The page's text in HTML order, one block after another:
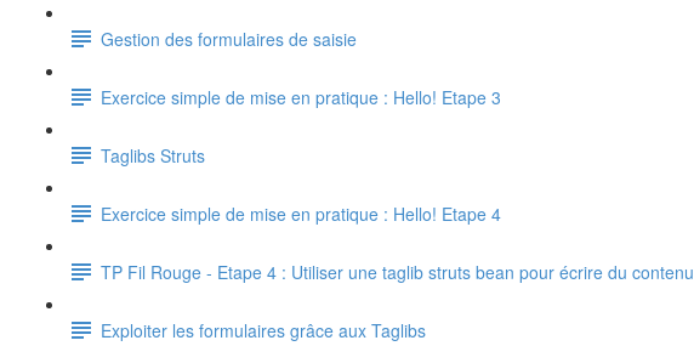
Gestion des formulaires de saisie
Exercice simple de mise en pratique : Hello! Etape 3
Taglibs Struts
Exercice simple de mise en pratique : Hello! Etape 4
TP Fil Rouge - Etape 4 : Utiliser une taglib struts bean pour écrire du contenu
Exploiter les formulaires grâce aux Taglibs